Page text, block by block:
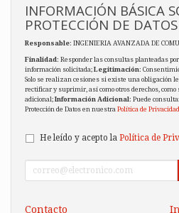
INFORMACIÓN BÁSICA
PROTECCIÓN DE DATOS
Responsable: INGENIERIA AVANZADA DE
Finalidad: Responder las consultas planteadas
información solicitada;Legitimación:
Solo se realizan cesiones si existe una obligación
rectificar y suprimir, así como otros derechos,
adicional;Información Adicional: Puede
Protección de Datos en nuestra Política de Privacidad
He leído y acepto la Política de
Contacto